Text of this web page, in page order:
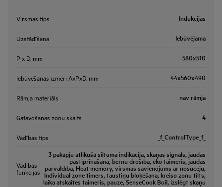
Virsmas tips Indukcijas
Uzstādīšana Iebūvējama
P x D, mm 580x510
Iebūvēšanas izmēri AxPxD, mm 44x560x490
Rāmja materiāls nav rāmja
Gatavošanas zonu skaits 4
Vadības tips _f_ControlType_f_
Vadības
funkcijas
3 pakāpju atlikušā siltuma indikācija, skaņas signāls, jaudas
pastiprināšana, bērnu drošība, eko taimeris, jaudas
pārvaldība, Heat memory, virsmas savienojums ar nosūcēju,
Individual zone timers, taustiņu bloķēšana, kreiso zonu tilts,
laika atskaites taimeris, pauze, SenseCook Boil, izslēgt skaņu